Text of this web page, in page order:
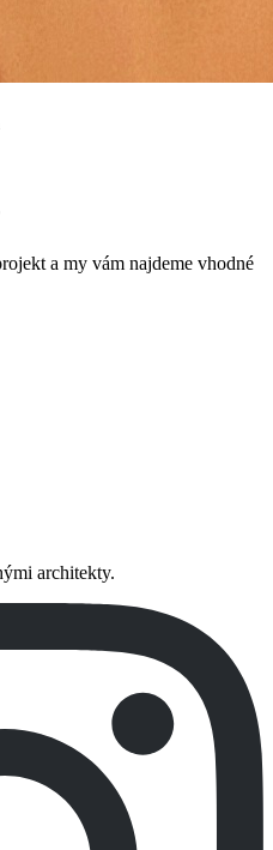
a my vám najdeme vhodné
architekty.